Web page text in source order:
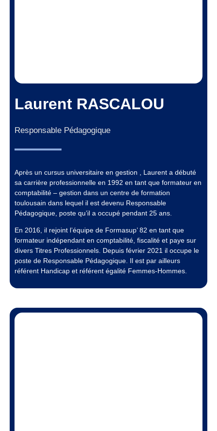
Laurent RASCALOU
Responsable Pédagogique
Après un cursus universitaire en gestion , Laurent a débuté
sa carrière professionnelle en 1992 en tant que formateur en
comptabilité – gestion dans un centre de formation
toulousain dans lequel il est devenu Responsable
Pédagogique, poste qu’il a occupé pendant 25 ans.
En 2016, il rejoint l’équipe de Formasup’ 82 en tant que
formateur indépendant en comptabilité, fiscalité et paye sur
divers Titres Professionnels. Depuis février 2021 il occupe le
poste de Responsable Pédagogique. Il est par ailleurs
référent Handicap et référent égalité Femmes-Hommes.